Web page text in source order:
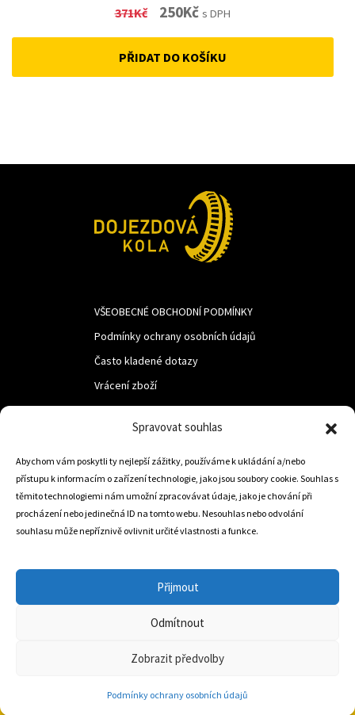
Spravovat souhlas
Abychom vám poskytli ty nejlepší zážitky, používáme k ukládání a/nebo
přístupu k informacím o zařízení technologie, jako jsou soubory cookie. Souhlas s
těmito technologiemi nám umožní zpracovávat údaje, jako je chování při
procházení nebo jedinečná ID na tomto webu. Nesouhlas nebo odvolání
souhlasu může nepříznivě ovlivnit určité vlastnosti a funkce.
Přijmout
Odmítnout
Zobrazit předvolby
Podmínky ochrany osobních údajů
371Kč
Original
price
was:
250KčCurrent
price
is:
s DPH
PŘIDAT DO KOŠÍKU
VŠEOBECNÉ OBCHODNÍ PODMÍNKY
Podmínky ochrany osobních údajů
Často kladené dotazy
Vrácení zboží
LUF s.r.o.
Nám. M.R.Štefanika 518,
Trstená 02801
info@dojezdovakola.com